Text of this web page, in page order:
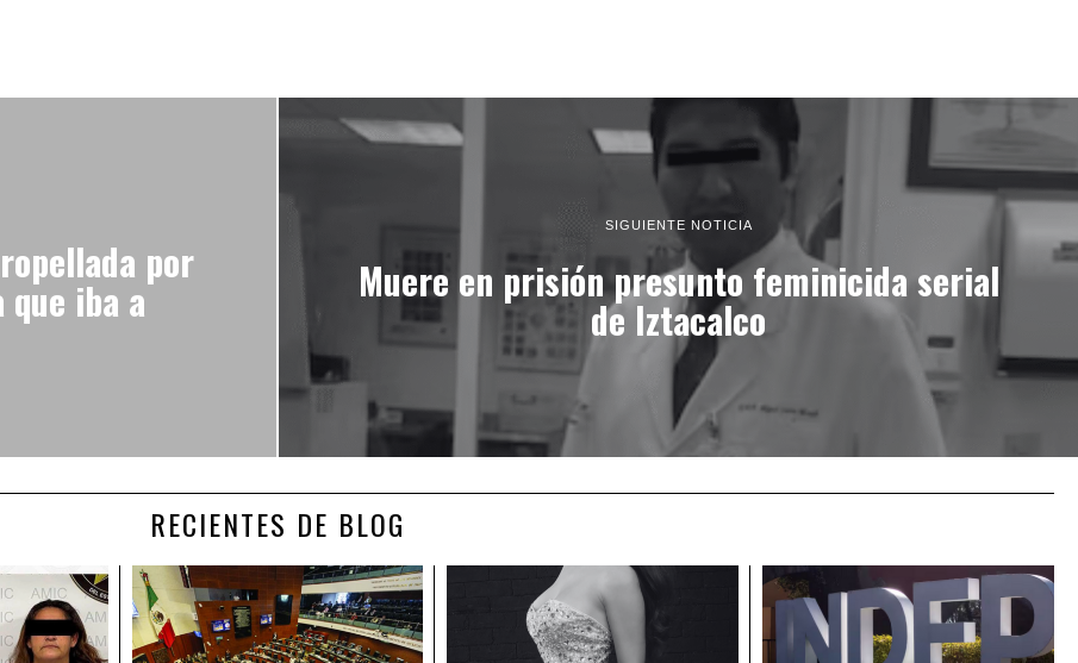
por
iba a
SIGUIENTE NOTICIA
Muere en prisión presunto feminicida serial
de Iztacalco
RECIENTES DE BLOG